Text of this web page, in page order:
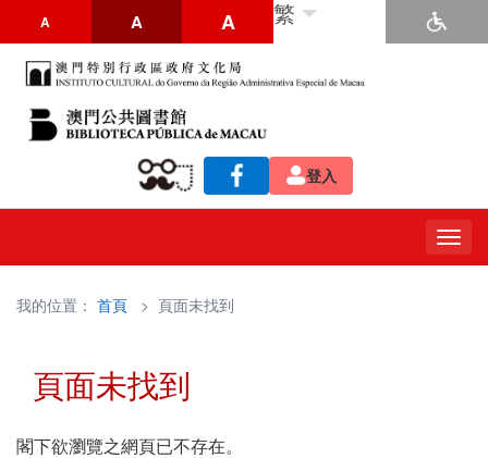
A A A 繁
登入
我的位置： 首頁 > 頁面未找到
頁面未找到
閣下欲瀏覽之網頁已不存在。